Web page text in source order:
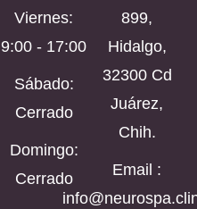
Viernes:
9:00 - 17:00
Sábado:
Cerrado
Domingo:
Cerrado
899,
Hidalgo,
32300 Cd
Juárez,
Chih.
Email :